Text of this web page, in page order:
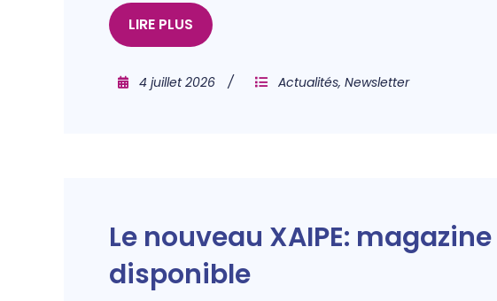
LIRE PLUS
4 juillet 2026 Actualités, Newsletter
Le nouveau XAIPE:
disponible